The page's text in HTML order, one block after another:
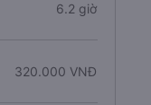
6.2 giờ
320.000 VNĐ